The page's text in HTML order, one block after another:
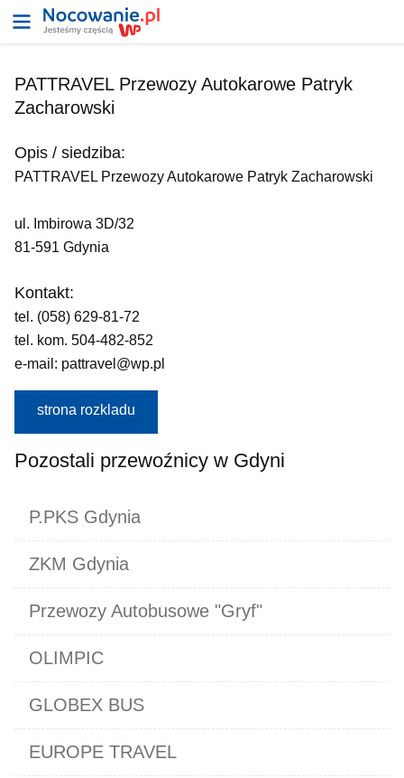
PATTRAVEL Przewozy Autokarowe Patryk
Zacharowski
Opis / siedziba:
PATTRAVEL Przewozy Autokarowe Patryk Zacharowski
ul. Imbirowa 3D/32
81-591 Gdynia
Kontakt:
tel. (058) 629-81-72
tel. kom. 504-482-852
e-mail: pattravel@wp.pl
strona rozkladu
Pozostali przewoźnicy w Gdyni
P.PKS Gdynia
ZKM Gdynia
Przewozy Autobusowe "Gryf"
OLIMPIC
GLOBEX BUS
EUROPE TRAVEL